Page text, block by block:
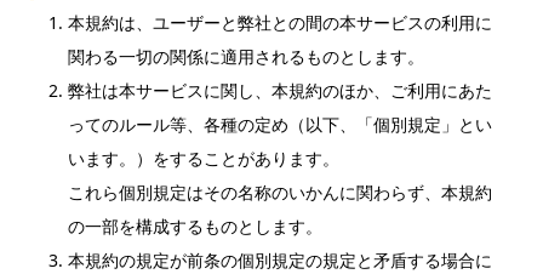
本規約は、ユーザーと弊社との間の本サービスの利用に
関わる一切の関係に適用されるものとします。
弊社は本サービスに関し、本規約のほか、ご利用にあた
ってのルール等、各種の定め（以下、「個別規定」とい
います。）をすることがあります。
これら個別規定はその名称のいかんに関わらず、本規約
の一部を構成するものとします。
本規約の規定が前条の個別規定の規定と矛盾する場合に